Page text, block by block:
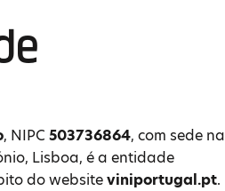
, NIPC503736864, com sede na
Lisboa, é a entidade
do websiteviniportugal.pt.